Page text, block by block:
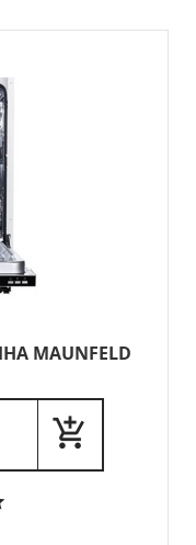
MAUNFELD